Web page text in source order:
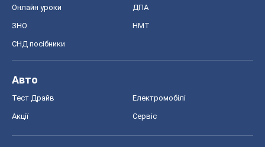
Онлайн уроки ДПА
ЗНО НМТ
СНД посібники
Авто
Тест Драйв Електромобілі
Акції Сервіс